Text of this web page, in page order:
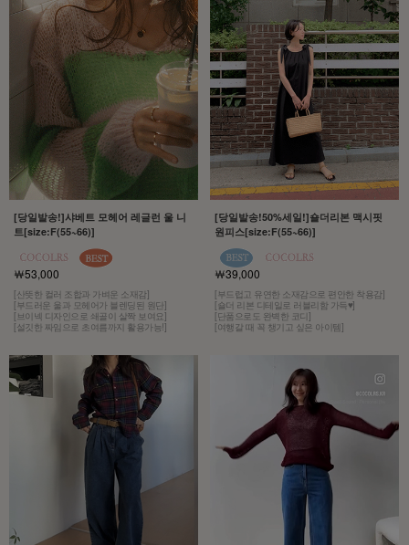
[당일발송!]샤베트 모헤어 레글런 울 니
트[size:F(55~66)]
￦53,000
[산뜻한 컬러 조합과 가벼운 소재감]
[부드러운 울과 모헤어가 블렌딩된 원단]
[브이넥 디자인으로 쇄골이 살짝 보여요]
[설깃한 짜임으로 초여름까지 활용가능!]
[당일발송!50%세일!]숄더리본 맥시핏
원피스[size:F(55~66)]
￦39,000
[부드럽고 유연한 소재감으로 편안한 착용감]
[숄더 리본 디테일로 러블리함 가득♥]
[단품으로도 완벽한 코디]
[여행갈 때 꼭 챙기고 싶은 아이템]